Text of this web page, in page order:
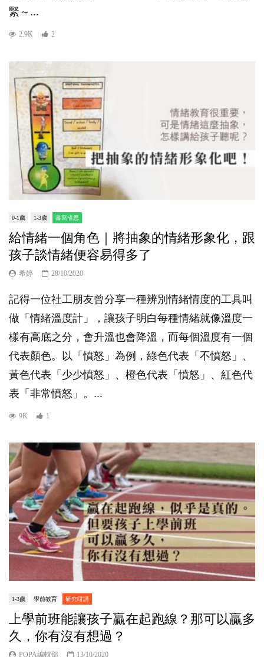
緊～...
2.9K 2
0-1歲 1-3歲 書寫省思
給情緒一個角色｜將抽象的情緒形象化，跟
孩子談情緒便容易得多了
希婷 28/10/2020
記得一位社工朋友曾分享一種辨別情緒情度的工具叫
做「情緒溫度計」，讓孩子明白每種情緒就像溫度一
樣有高底之分，會升溫也會降溫，而每個溫度有一個
代表顏色。以「憤怒」為例，綠色代表「不憤怒」、
黃色代表「少少憤怒」、橙色代表「憤怒」、紅色代
表「非常憤怒」。...
9K 1
1-3歲 學前教育 研究咁講
上學前班能讓孩子贏在起跑線？那可以贏多
久，你有沒有想過？
POPA編輯部 13/10/2020